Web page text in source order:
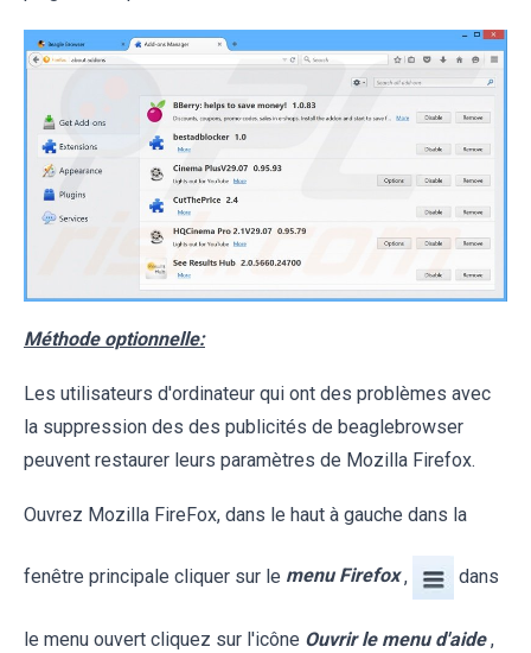
Méthode optionnelle:
Les utilisateurs d'ordinateur qui ont des problèmes avec
la suppression des des publicités de beaglebrowser
peuvent restaurer leurs paramètres de Mozilla Firefox.
Ouvrez Mozilla FireFox, dans le haut à gauche dans la
fenêtre principale cliquer sur le menu Firefox , dans
le menu ouvert cliquez sur l'icône Ouvrir le menu d'aide ,